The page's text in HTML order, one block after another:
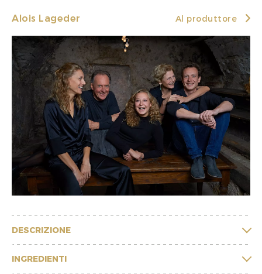
Alois Lageder Al produttore
DESCRIZIONE
INGREDIENTI